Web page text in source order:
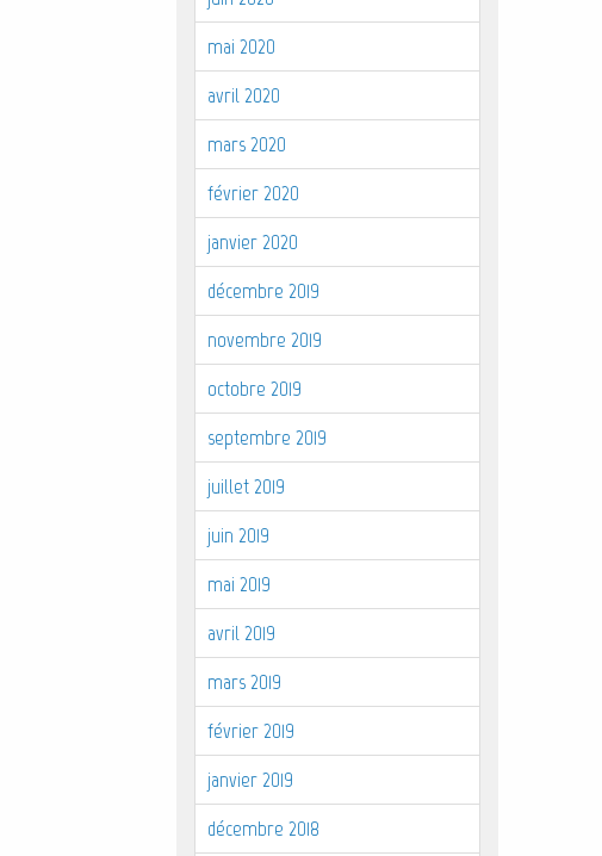
mai 2020
avril 2020
mars 2020
février 2020
janvier 2020
décembre 2019
novembre 2019
octobre 2019
septembre 2019
juillet 2019
juin 2019
mai 2019
avril 2019
mars 2019
février 2019
janvier 2019
décembre 2018